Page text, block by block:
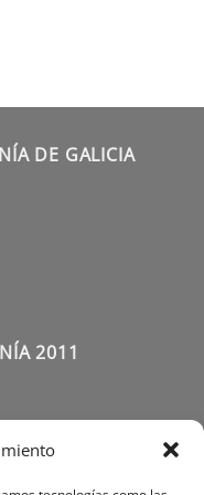
DE GALICIA
2011